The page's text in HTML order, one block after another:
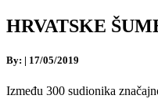
HRVATSKE
By: | 17/05/2019
Između 300 sudionika